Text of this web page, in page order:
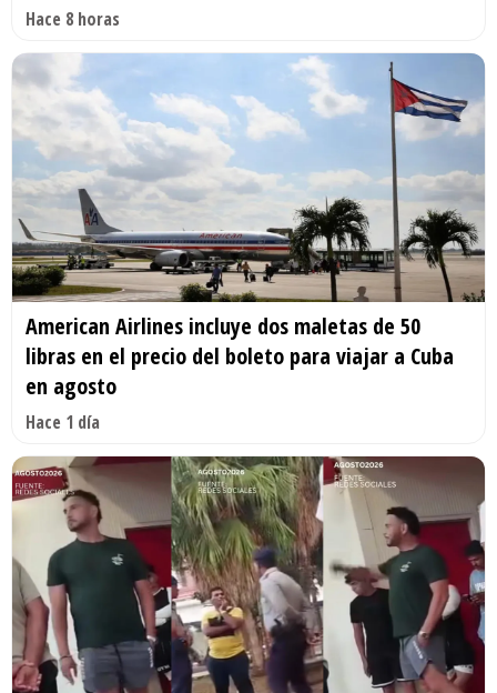
Hace 8 horas
American Airlines incluye dos maletas de 50
libras en el precio del boleto para viajar a Cuba
en agosto
Hace 1 día